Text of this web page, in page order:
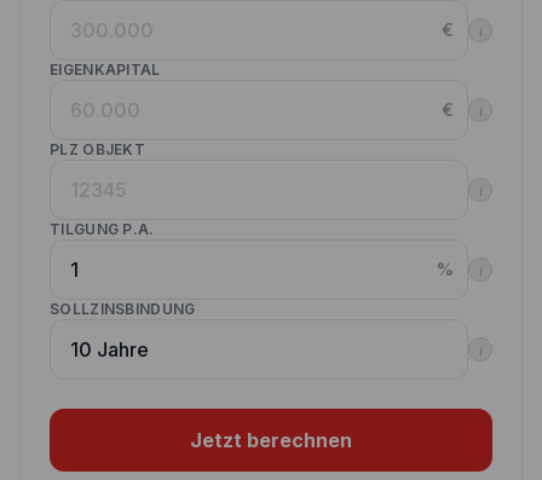
Kontakt € i
EIGENKAPITAL
€ i
PLZ OBJEKT
i
TILGUNG P.A.
% i
SOLLZINSBINDUNG
i
Jetzt berechnen